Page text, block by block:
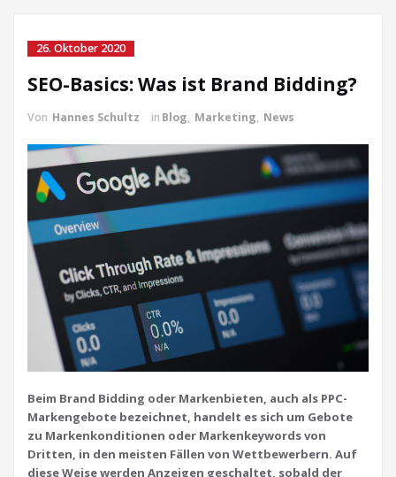
26. Oktober 2020
SEO-Basics: Was ist Brand Bidding?
Von Hannes Schultz in Blog, Marketing, News
Beim Brand Bidding oder Markenbieten, auch als PPC-
Markengebote bezeichnet, handelt es sich um Gebote
zu Markenkonditionen oder Markenkeywords von
Dritten, in den meisten Fällen von Wettbewerbern. Auf
diese Weise werden Anzeigen geschaltet, sobald der